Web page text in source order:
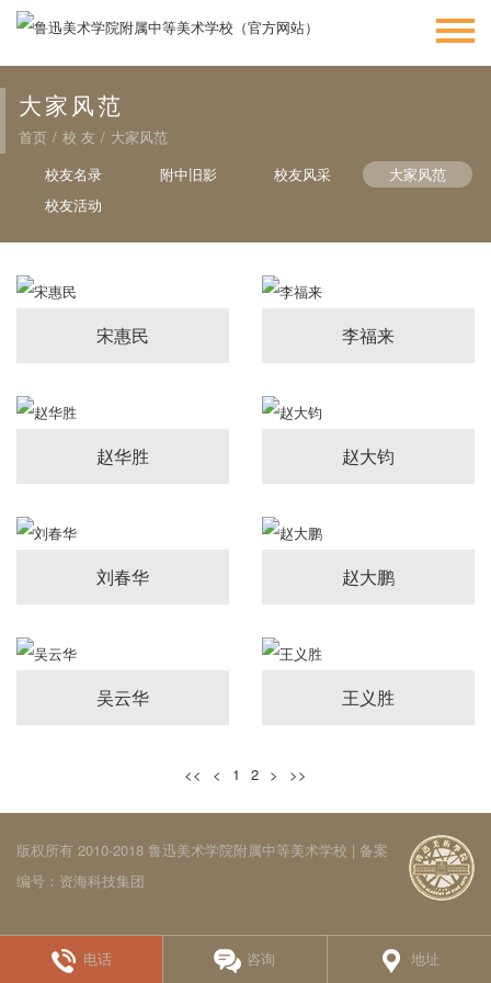
大家风范
首页 / 校 友 / 大家风范
校友名录
附中旧影 校友风采
大家风范
校友活动
宋惠民 李福来
赵华胜 赵大钧
刘春华 赵大鹏
吴云华 王义胜
<< < 1 2 > >>
版权所有 2010-2018 鲁迅美术学院附属中等美术学校 | 备案
编号： 资海科技集团
电话 咨询 地址